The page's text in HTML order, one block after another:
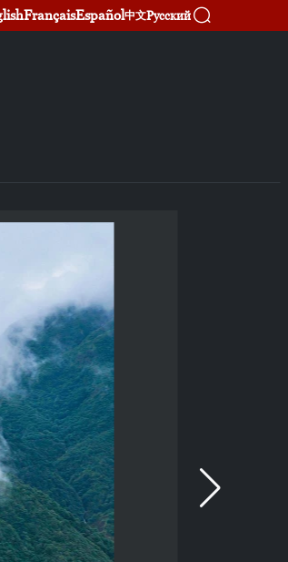
FrançaisEspañol中文Русский